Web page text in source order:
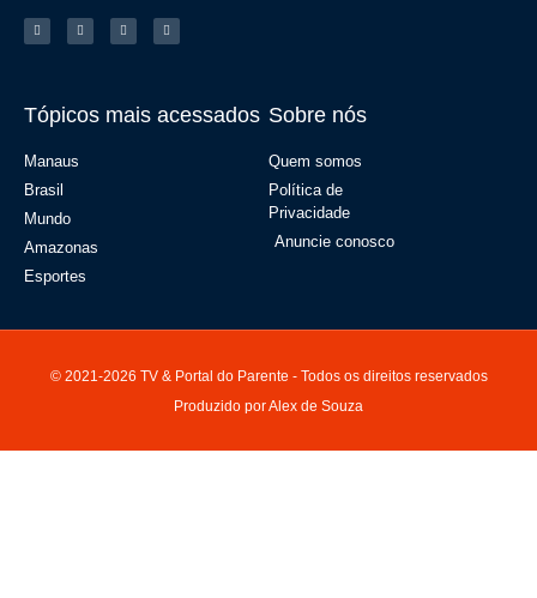
Tópicos mais acessados
Manaus
Brasil
Mundo
Amazonas
Esportes
Sobre nós
Quem somos
Política de
Privacidade
Anuncie conosco
© 2021-2026 TV & Portal do Parente - Todos os direitos reservados
Produzido por Alex de Souza